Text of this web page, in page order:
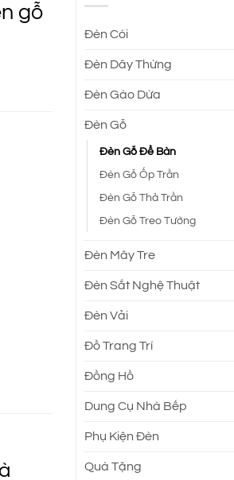
Đèn Cói
Đèn Dây Thừng
Đèn Gáo Dừa
Đèn Gỗ
Đèn Gỗ Để Bàn
Đèn Gỗ Ốp Trần
Đèn Gỗ Thả Trần
Đèn Gỗ Treo Tường
Đèn Mây Tre
Đèn Sắt Nghệ Thuật
Đèn Vải
Đồ Trang Trí
Đồng Hồ
Dung Cụ Nhà Bếp
Phụ Kiện Đèn
Quà Tặng
gỗ